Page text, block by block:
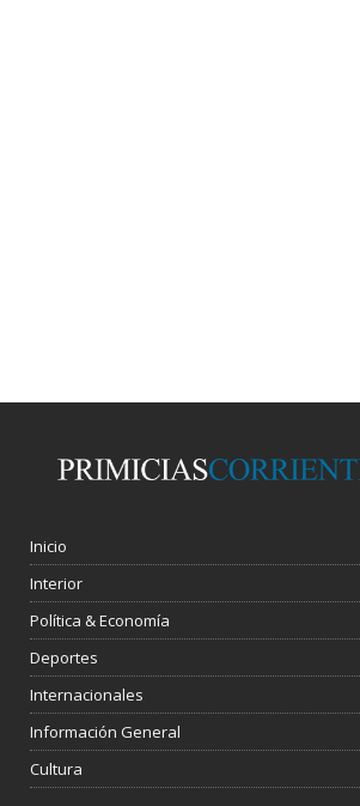
Inicio
Interior
Política & Economía
Deportes
Internacionales
Información General
Cultura